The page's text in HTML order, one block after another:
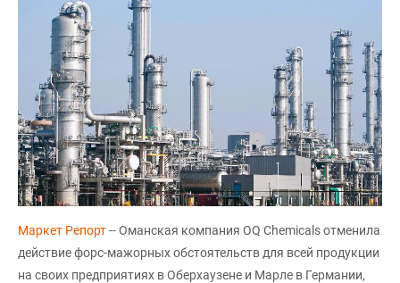
Маркет Репорт-- Оманская компания OQ Chemicals отменила
действие форс-мажорных обстоятельств для всей продукции
на своих предприятиях в Оберхаузене и Марле в Германии,